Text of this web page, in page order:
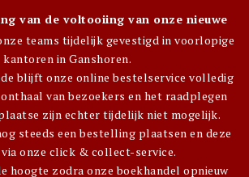
van de voltooiing van onze nieuwe
teams tijdelijk gevestigd in voorlopige
kantoren in Ganshoren.
blijft onze online bestelservice volledig
van bezoekers en het raadplegen
zijn echter tijdelijk niet mogelijk.
steeds een bestelling plaatsen en deze
onze click & collect-service.
hoogte zodra onze boekhandel opnieuw